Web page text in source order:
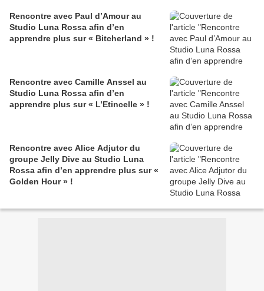
Rencontre avec Paul d’Amour au
Studio Luna Rossa afin d’en
apprendre plus sur « Bitcherland » !
Rencontre avec Camille Anssel au
Studio Luna Rossa afin d’en
apprendre plus sur « L’Etincelle » !
Rencontre avec Alice Adjutor du
groupe Jelly Dive au Studio Luna
Rossa afin d’en apprendre plus sur «
Golden Hour » !